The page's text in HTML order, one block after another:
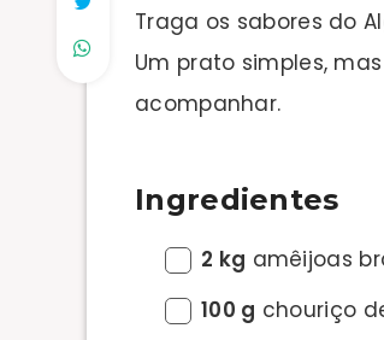
Traga os sabores do
Um prato simples,
acompanhar.
Ingredientes
2 kg amêijoas
100 g chouriço